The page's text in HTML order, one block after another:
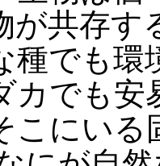
が共存す
種でも
カでも安
こにいる